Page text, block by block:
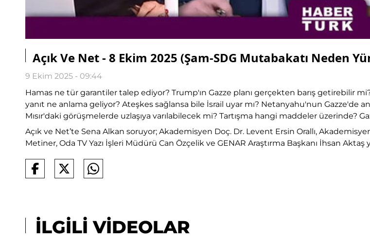
Açık Ve Net - 8 Ekim 2025 (Şam-SDG Mutabakatı Neden
9 Ekim 2025 - 09:44
Hamas ne tür garantiler talep ediyor? Trump'ın Gazze planı gerçekten barış getirebilir
yanıt ne anlama geliyor? Ateşkes sağlansa bile İsrail uyar mı? Netanyahu'nun Gazze'de
Mısır'daki görüşmelerde uzlaşıya varılabilecek mi? Tartışma hangi maddeler üzerinde?
Açık ve Net’te Sena Alkan soruyor; Akademisyen Doç. Dr. Levent Ersin Orallı,
Metiner, Oda TV Yazı İşleri Müdürü Can Özçelik ve GENAR Araştırma Başkanı İhsan Aktaş
İLGİLİ VİDEOLAR